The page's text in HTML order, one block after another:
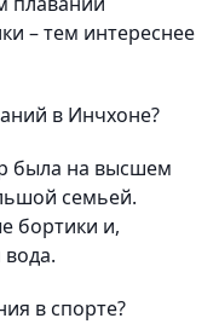
– тем интереснее
в Инчхоне?
была на высшем
семьей.
бортики и,
вода.
в спорте?